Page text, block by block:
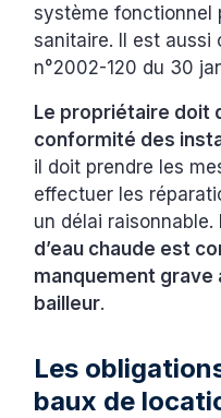
système fonctionnel
sanitaire. Il est
n°2002-120 du 30
Le propriétaire doit
conformité des
il doit prendre les
effectuer les
un délai raisonnable.
d’eau chaude est
manquement grave
bailleur.
Les
baux de